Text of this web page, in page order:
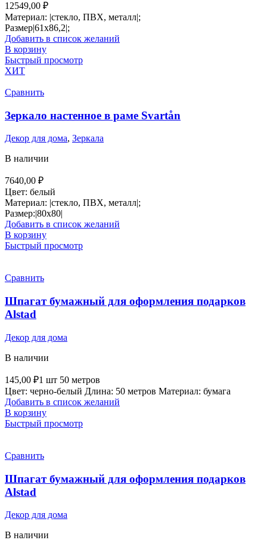
12549,00 ₽
Материал: |стекло, ПВХ, металл|;
Размер|61х86,2|;
Добавить в список желаний
В корзину
Быстрый просмотр
ХИТ
Сравнить
Зеркало настенное в раме Svartån
Декор для дома, Зеркала
В наличии
7640,00 ₽
Цвет: белый
Материал: |стекло, ПВХ, металл|;
Размер:|80х80|
Добавить в список желаний
В корзину
Быстрый просмотр
Сравнить
Шпагат бумажный для оформления подарков
Alstad
Декор для дома
В наличии
145,00 ₽1 шт 50 метров
Цвет: черно-белый Длина: 50 метров Материал: бумага
Добавить в список желаний
В корзину
Быстрый просмотр
Сравнить
Шпагат бумажный для оформления подарков
Alstad
Декор для дома
В наличии